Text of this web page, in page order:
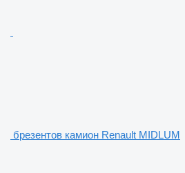
брезентов камион Renault MIDLUM